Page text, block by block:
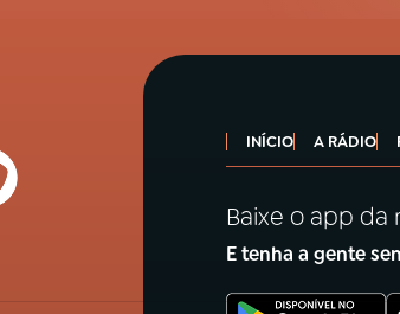
INÍCIO A RÁDIO
Baixe o app da
E tenha a gente